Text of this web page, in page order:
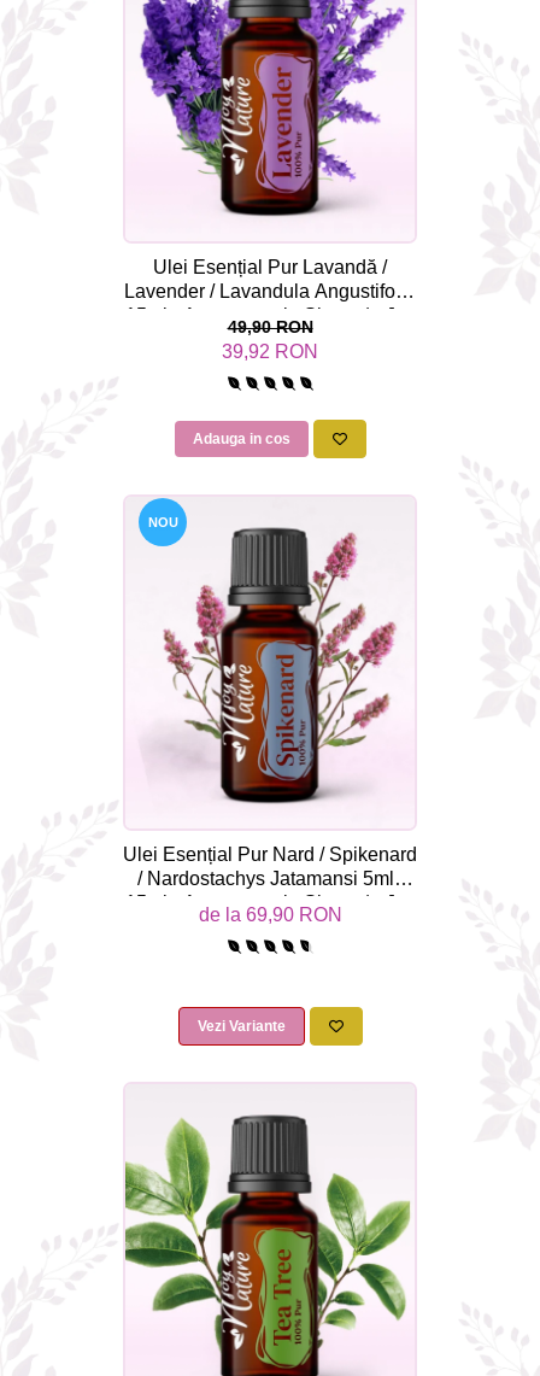
Rose - instrumentul iubirii
Chakrele si Uleiurile Esentiale
Arome tomnatice pentru încălzirea
Uleiul esențial de Ravintsara
Lună plină, bine ai revenit, te simt
Uleiul esenţial de Tămâie
Cum integrăm uleiurile esențiale în
8 Mituri despre uleiurile esențiale
Crăciun iubit, bine ai venit!
Ghidul Uleiurilor Esentiale
folosim Uleiuri Esentiale
TOP 6 uleiuri Esentiale pentru a
Aromele Sarbatorilor de Iarna
Self love* In Asteptarea Soarelui
Pericole_vs_beneficii
Ulei Esențial Pur Lavandă /
Lavender / Lavandula Angustifolia
15ml - Aromaterapie Sigura | nJoy
Nature
49,90 RON
39,92 RON
Adauga in cos
NOU
Ulei Esențial Pur Nard / Spikenard
/ Nardostachys Jatamansi 5ml /
15ml - Aromaterapie Sigura | nJoy
Nature
de la 69,90 RON
Vezi Variante